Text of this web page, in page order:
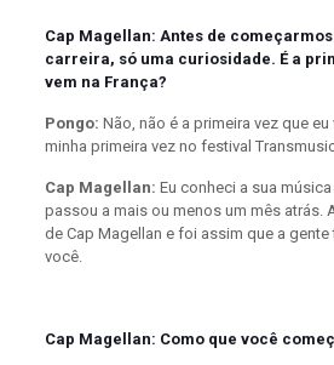
Cap Magellan: Antes de
carreira, só uma curiosidade. É a
vem na França?
Pongo: Não, não é a primeira vez que eu
minha primeira vez no festival
Cap Magellan: Eu conheci a sua
passou a mais ou menos um mês atrás.
de Cap Magellan e foi assim que a
você.
Cap Magellan: Como que você